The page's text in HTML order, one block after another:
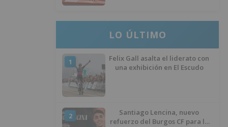
LO ÚLTIMO
1
Felix Gall asalta el liderato con
una exhibición en El Escudo
2
Santiago Lencina, nuevo
refuerzo del Burgos CF para la